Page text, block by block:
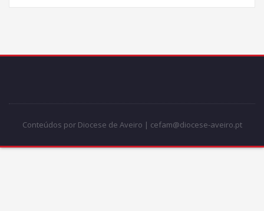
Conteúdos por Diocese de Aveiro | cefam@diocese-aveiro.pt